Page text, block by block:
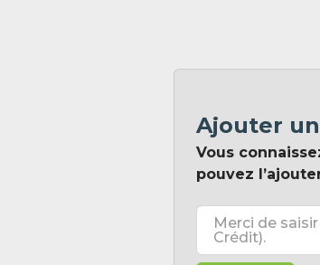
Ajouter
Vous
pouvez
Merci de
Crédit).